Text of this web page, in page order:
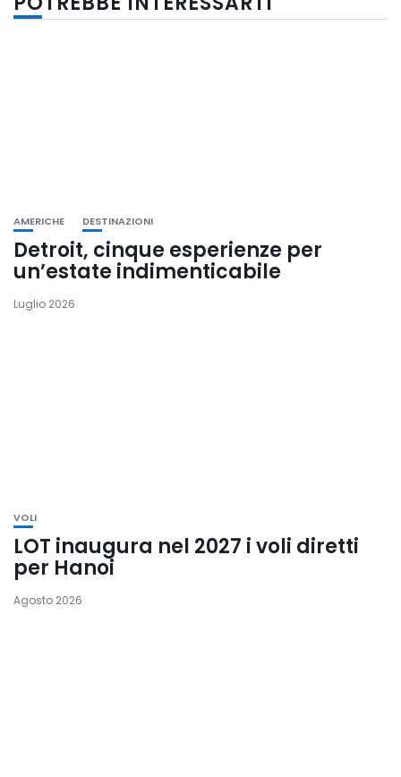
AMERICHE DESTINAZIONI
Detroit, cinque esperienze per
un’estate indimenticabile
Luglio 2026
VOLI
LOT inaugura nel 2027 i voli diretti
per Hanoi
Agosto 2026